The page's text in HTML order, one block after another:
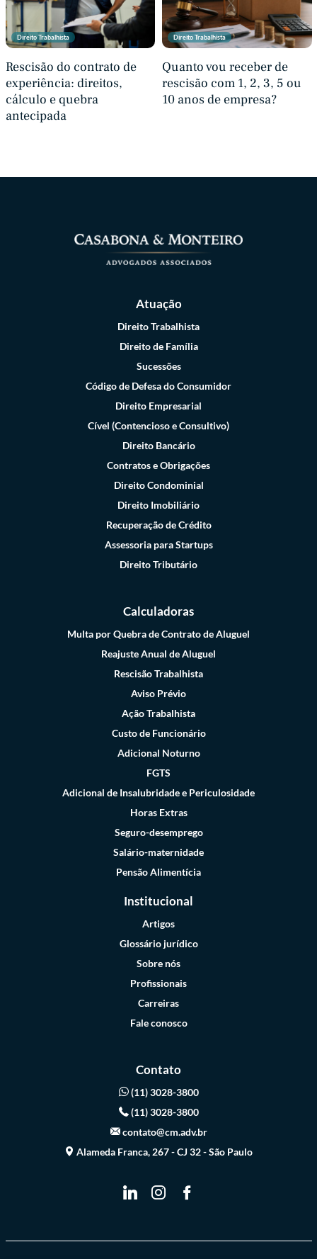
Direito Trabalhista
Rescisão do contrato de
experiência: direitos,
cálculo e quebra
antecipada
Direito Trabalhista
Quanto vou receber de
rescisão com 1, 2, 3, 5 ou
10 anos de empresa?
Atuação
Direito Trabalhista
Direito de Família
Sucessões
Código de Defesa do Consumidor
Direito Empresarial
Cível (Contencioso e Consultivo)
Direito Bancário
Contratos e Obrigações
Direito Condominial
Direito Imobiliário
Recuperação de Crédito
Assessoria para Startups
Direito Tributário
Calculadoras
Multa por Quebra de Contrato de Aluguel
Reajuste Anual de Aluguel
Rescisão Trabalhista
Aviso Prévio
Ação Trabalhista
Custo de Funcionário
Adicional Noturno
FGTS
Adicional de Insalubridade e Periculosidade
Horas Extras
Seguro-desemprego
Salário-maternidade
Pensão Alimentícia
Institucional
Artigos
Glossário jurídico
Sobre nós
Profissionais
Carreiras
Fale conosco
Contato
(11) 3028-3800
(11) 3028-3800
contato@cm.adv.br
Alameda Franca, 267 - CJ 32 - São Paulo